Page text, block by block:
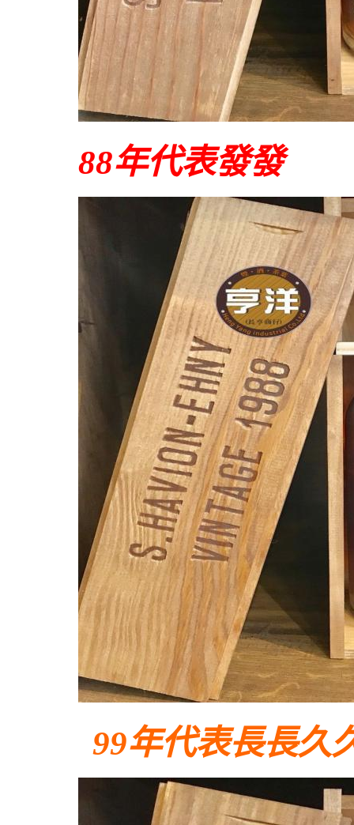
88年代表發發
99年代表長長久